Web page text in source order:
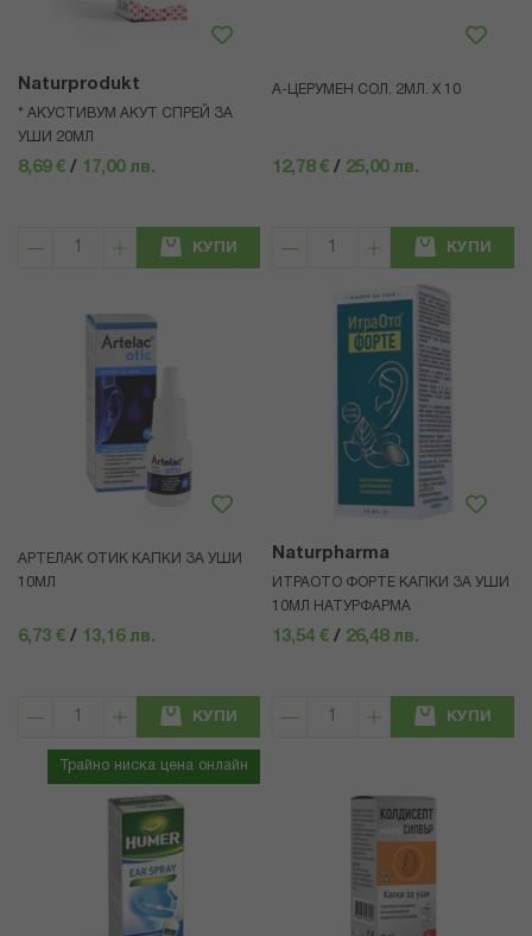
Naturprodukt
* АКУСТИВУМ АКУТ СПРЕЙ ЗА
УШИ 20МЛ
8,69 € / 17,00 лв.
КУПИ
А-ЦЕРУМЕН СОЛ. 2МЛ. Х 10
12,78 € / 25,00 лв.
КУПИ
АРТЕЛАК ОТИК КАПКИ ЗА УШИ
10МЛ
6,73 € / 13,16 лв.
КУПИ
Naturpharma
ИТРАОТО ФОРТЕ КАПКИ ЗА УШИ
10МЛ НАТУРФАРМА
13,54 € / 26,48 лв.
КУПИ
Трайно ниска цена онлайн